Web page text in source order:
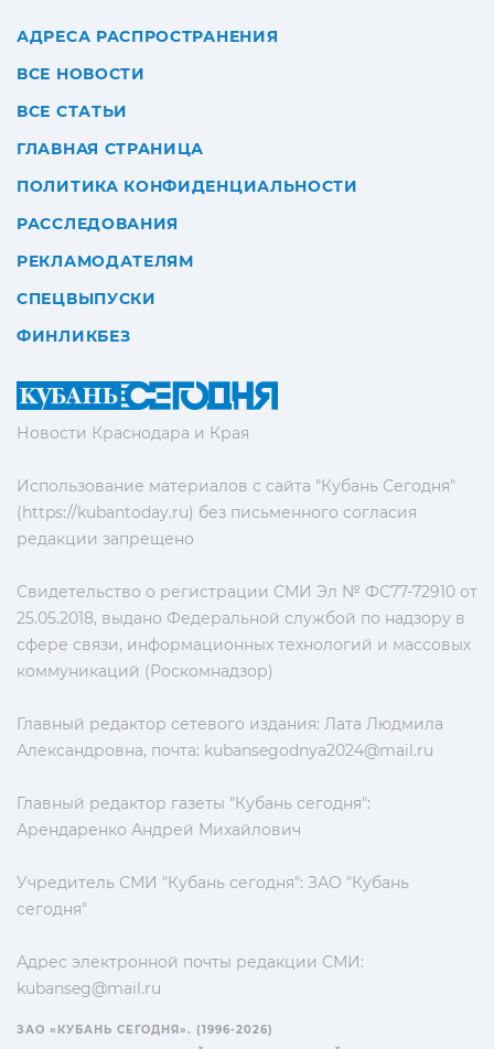
Новости Краснодара и Края
Использование материалов с сайта "Кубань Сегодня"
(https://kubantoday.ru) без письменного согласия
редакции запрещено
Свидетельство о регистрации СМИ Эл № ФС77-72910 от
25.05.2018, выдано Федеральной службой по надзору в
сфере связи, информационных технологий и массовых
коммуникаций (Роскомнадзор)
Главный редактор сетевого издания: Лата Людмила
Александровна, почта: kubansegodnya2024@mail.ru
Главный редактор газеты "Кубань сегодня":
Арендаренко Андрей Михайлович
Учредитель СМИ "Кубань сегодня": ЗАО "Кубань
сегодня"
Адрес электронной почты редакции СМИ:
kubanseg@mail.ru
АДРЕСА РАСПРОСТРАНЕНИЯ
ВСЕ НОВОСТИ
ВСЕ СТАТЬИ
ГЛАВНАЯ СТРАНИЦА
ПОЛИТИКА КОНФИДЕНЦИАЛЬНОСТИ
РАССЛЕДОВАНИЯ
РЕКЛАМОДАТЕЛЯМ
СПЕЦВЫПУСКИ
ФИНЛИКБЕЗ
ЗАО «КУБАНЬ СЕГОДНЯ». (1996-2026)